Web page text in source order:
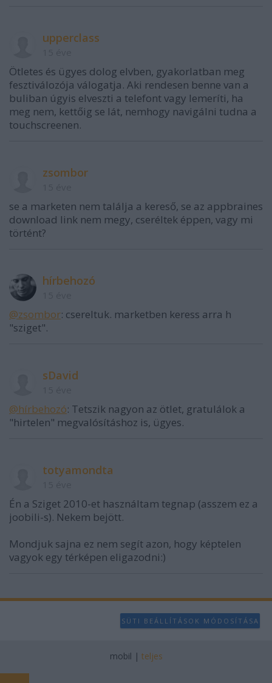
upperclass
Ötletes és ügyes dolog elvben, gyakorlatban meg
fesztiválozója válogatja. Aki rendesen benne van a
buliban úgyis elveszti a telefont vagy lemeríti, ha
meg nem, kettőig se lát, nemhogy navigálni tudna a
touchscreenen.
zsombor
se a marketen nem találja a kereső, se az appbraines
download link nem megy, cseréltek éppen, vagy mi
történt?
hírbehozó
@zsombor: csereltuk. marketben keress arra h
"sziget".
sDavid
@hírbehozó: Tetszik nagyon az ötlet, gratulálok a
"hirtelen" megvalósításhoz is, ügyes.
totyamondta
Én a Sziget 2010-et használtam tegnap (asszem ez a
joobili-s). Nekem bejött.
Mondjuk sajna ez nem segít azon, hogy képtelen
vagyok egy térképen eligazodni:)
SÜTI BEÁLLÍTÁSOK MÓDOSÍTÁSA
mobil | teljes